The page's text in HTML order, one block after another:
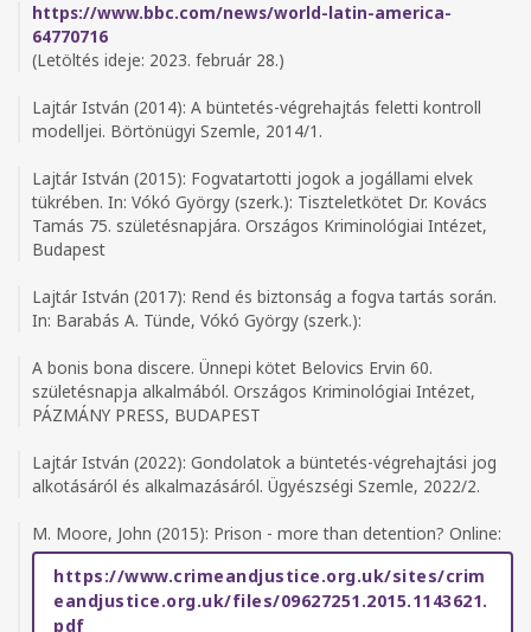
https://www.bbc.com/news/world-latin-america-
64770716
(Letöltés ideje: 2023. február 28.)
Lajtár István (2014): A büntetés-végrehajtás feletti kontroll
modelljei. Börtönügyi Szemle, 2014/1.
Lajtár István (2015): Fogvatartotti jogok a jogállami elvek
tükrében. In: Vókó György (szerk.): Tiszteletkötet Dr. Kovács
Tamás 75. születésnapjára. Országos Kriminológiai Intézet,
Budapest
Lajtár István (2017): Rend és biztonság a fogva tartás során.
In: Barabás A. Tünde, Vókó György (szerk.):
A bonis bona discere. Ünnepi kötet Belovics Ervin 60.
születésnapja alkalmából. Országos Kriminológiai Intézet,
PÁZMÁNY PRESS, BUDAPEST
Lajtár István (2022): Gondolatok a büntetés-végrehajtási jog
alkotásáról és alkalmazásáról. Ügyészségi Szemle, 2022/2.
M. Moore, John (2015): Prison - more than detention? Online:
https://www.crimeandjustice.org.uk/sites/crim
eandjustice.org.uk/files/09627251.2015.1143621.
pdf